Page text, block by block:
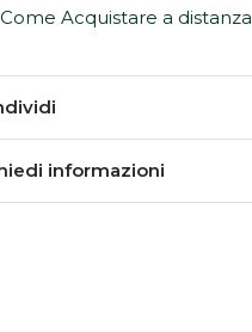
Come Acquistare a distanza
informazioni